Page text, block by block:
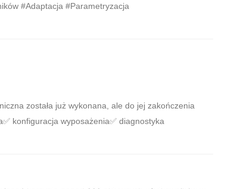
#Adaptacja #Parametryzacja
została już wykonana, ale do jej zakończenia
konfiguracja wyposażenia✅ diagnostyka